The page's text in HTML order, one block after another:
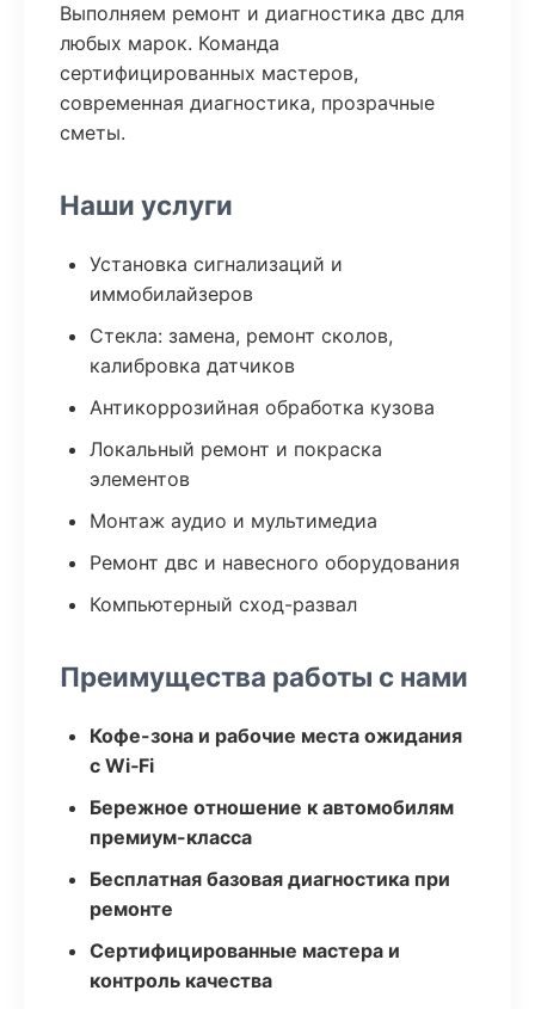
Выполняем ремонт и диагностика двс для
любых марок. Команда
сертифицированных мастеров,
современная диагностика, прозрачные
сметы.
Наши услуги
Установка сигнализаций и
иммобилайзеров
Стекла: замена, ремонт сколов,
калибровка датчиков
Антикоррозийная обработка кузова
Локальный ремонт и покраска
элементов
Монтаж аудио и мультимедиа
Ремонт двс и навесного оборудования
Компьютерный сход-развал
Преимущества работы с нами
Кофе-зона и рабочие места ожидания
с Wi‑Fi
Бережное отношение к автомобилям
премиум-класса
Бесплатная базовая диагностика при
ремонте
Сертифицированные мастера и
контроль качества